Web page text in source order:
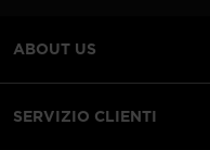
ABOUT US
SERVIZIO CLIENTI